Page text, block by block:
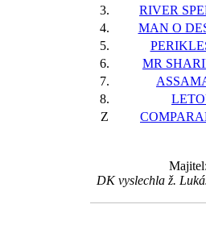
3.
RIVER
4.
MAN O
5.
6.
MR
7.
8.
Z
DK vyslechla ž.